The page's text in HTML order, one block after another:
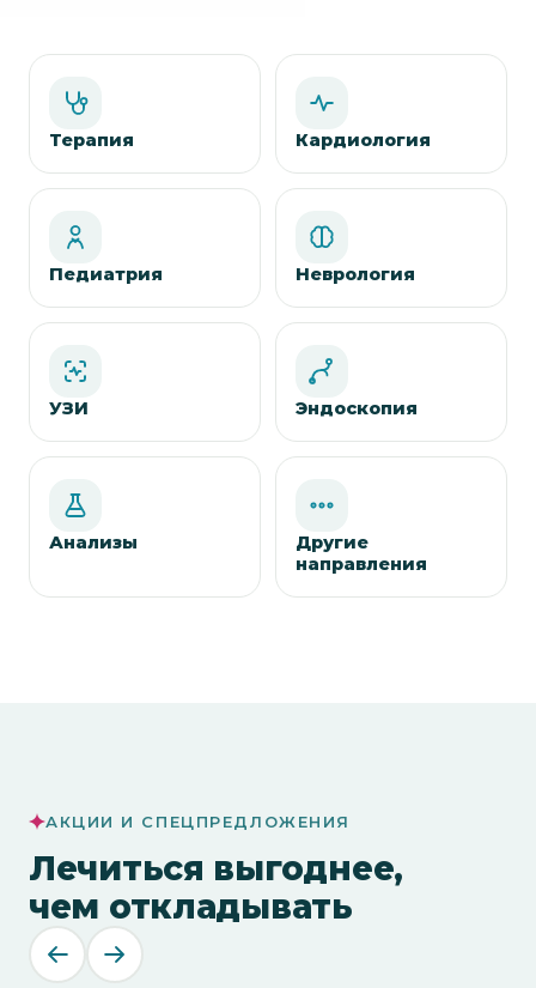
Терапия Кардиология
Педиатрия Неврология
УЗИ Эндоскопия
Анализы
Другие
направления
АКЦИИ И СПЕЦПРЕДЛОЖЕНИЯ
Лечиться выгоднее,
чем откладывать